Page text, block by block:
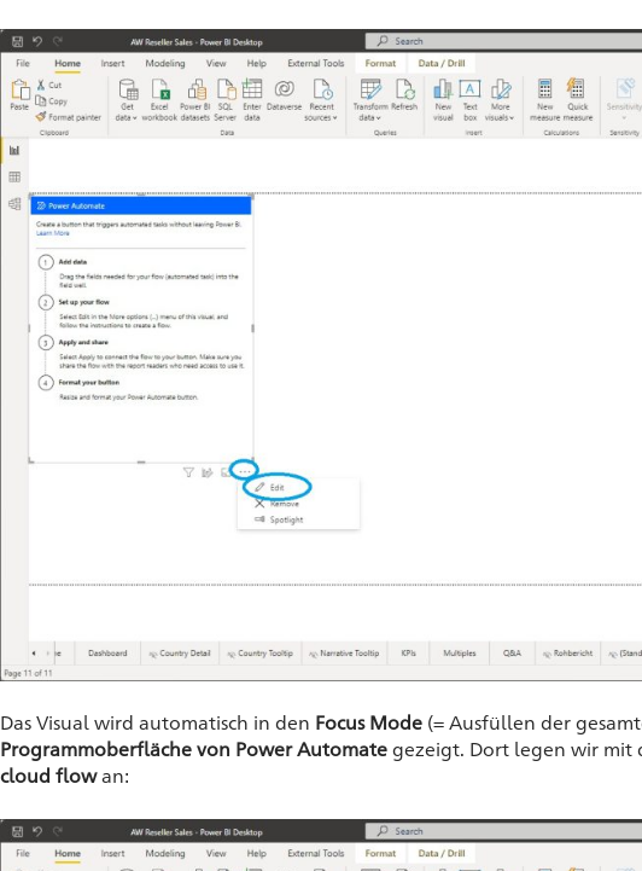
Das Visual wird automatisch in den Focus Mode (= Ausfüllen der
Programmoberfläche von Power Automate gezeigt. Dort legen wir mit
cloud flowan: